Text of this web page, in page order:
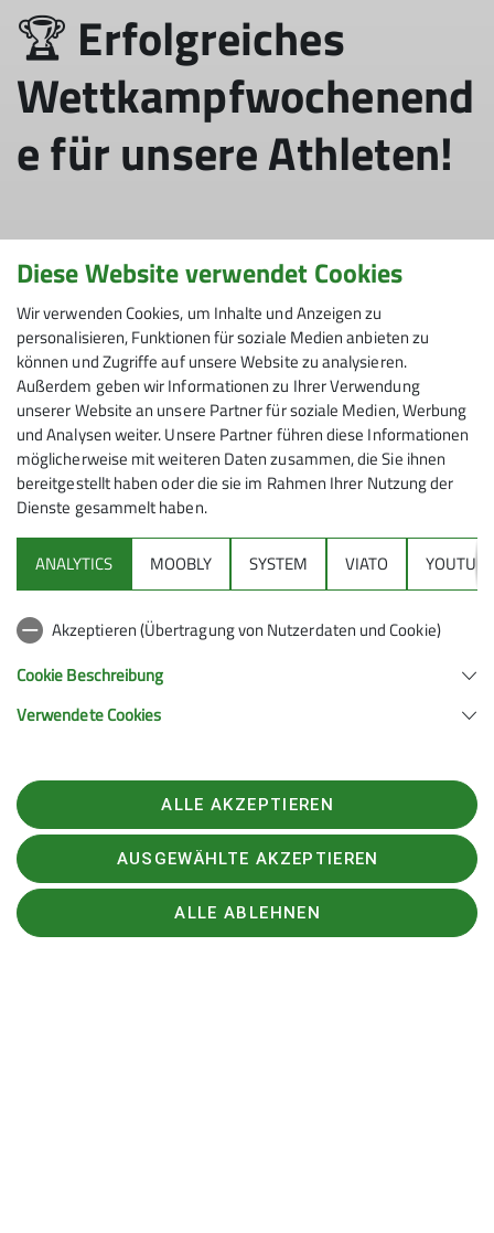
🏆 Erfolgreiches
Wettkampfwochenend
e für unsere Athleten!
Wettkampfklettern News
Am vergangenen Wochenende waren unsere Athleten
gleich auf zwei Wettkämpfen vertreten – und das mit
großem Erfolg!
Beim European Youth Championship Speed in
Zakopane konnte Emilia Briel bei ihrem ersten
internationalen Wettkampf direkt ein Ausrufezeichen
Eine starke Leistung, zu der wir herzlich gratulieren!
Parallel dazu fand die Landesmeisterschaft Speed in
Düsseldorf statt. Auch dort zeigten unsere Athleten ihr
🥇Linnea – Platz 1
🥈 Maya – Platz 2
🥈Noah – Platz 2
🥉 Emilia F. - Platz 3
🥉 Adam – Platz 3
🏅 Ole – Platz 8
Diese Website verwendet Cookies
Wir verwenden Cookies, um Inhalte und Anzeigen zu
personalisieren, Funktionen für soziale Medien anbieten zu
können und Zugriffe auf unsere Website zu analysieren.
Außerdem geben wir Informationen zu Ihrer Verwendung
unserer Website an unsere Partner für soziale Medien, Werbung
und Analysen weiter. Unsere Partner führen diese Informationen
möglicherweise mit weiteren Daten zusammen, die Sie ihnen
bereitgestellt haben oder die sie im Rahmen Ihrer Nutzung der
Dienste gesammelt haben.
ANALYTICS MOOBLY SYSTEM VIATO
Akzeptieren (Übertragung von Nutzerdaten und Cookie)
Cookie Beschreibung
Verwendete Cookies
ALLE AKZEPTIEREN
AUSGEWÄHLTE AKZEPTIEREN
ALLE ABLEHNEN